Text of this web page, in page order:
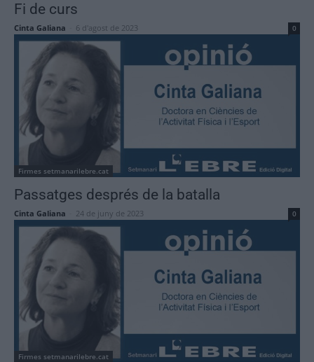
Fi de curs
Cinta Galiana 6 d'agost de 2023 0
Firmes setmanarilebre.cat
Passatges després de la batalla
Cinta Galiana 24 de juny de 2023 0
Firmes setmanarilebre.cat